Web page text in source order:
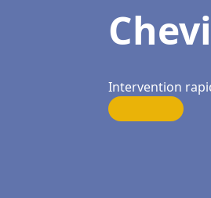
Intervention